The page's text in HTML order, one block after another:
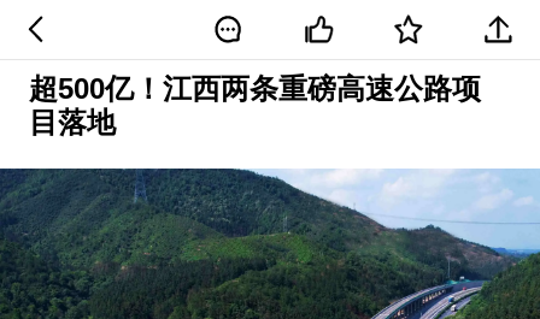
超500亿！江西两条重磅高速公路项
目落地